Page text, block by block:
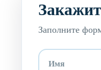
Заполните